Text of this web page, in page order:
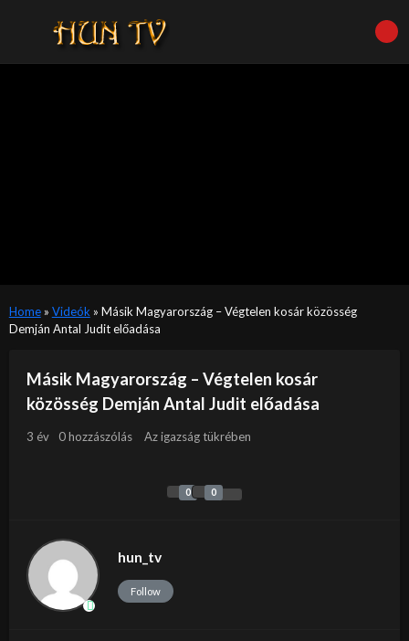
Home» Videók » Másik Magyarország – Végtelen kosár közösség
Demján Antal Judit előadása
Másik Magyarország – Végtelen kosár
közösség Demján Antal Judit előadása
3 év 0 hozzászólás Az igazság tükrében
0 0
hun_tv
Follow